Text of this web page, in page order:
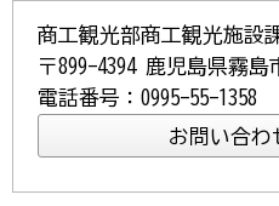
商工観光部商工観光施設
〒899-4394 鹿児島県霧島
電話番号：0995-55-1358